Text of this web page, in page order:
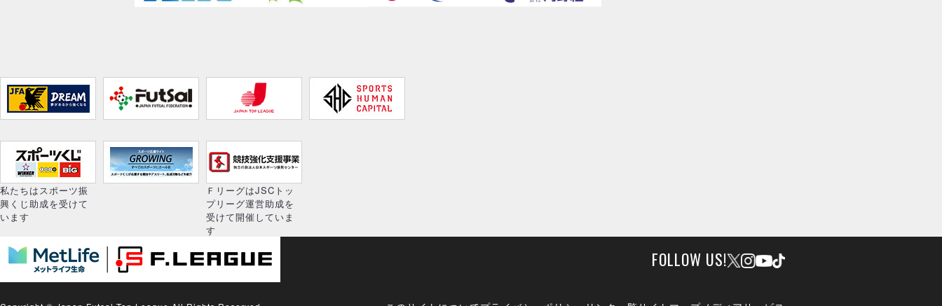
私たちはスポーツ振
興くじ助成を受けて
います
ＦリーグはJSCトッ
プリーグ運営助成を
受けて開催していま
す
FOLLOW US!